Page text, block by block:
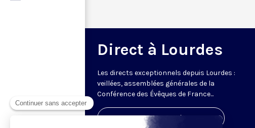
Direct à Lourdes
Les directs exceptionnels depuis Lourdes :
veillées, assemblées générales de la
Conférence des Évêques de France...
Visiter la page de l'émission